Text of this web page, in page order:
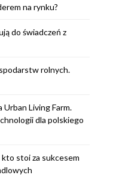
na rynku?
do świadczeń z
rolnych.
Urban Living Farm.
dla polskiego
kto stoi za sukcesem